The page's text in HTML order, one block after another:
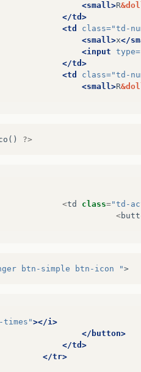
<small>R
</td>
<td
class="td-
<small>x</
<input type=
</td>
<td
class="td-
<small>R
() ?>
<td class="td-
<
btn-simple btn-icon ">
></i>
</button>
</td>
</tr>